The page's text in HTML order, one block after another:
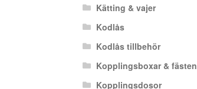
Kätting & vajer
Kodlås
Kodlås tillbehör
Kopplingsboxar & fästen
Kopplingsdosor